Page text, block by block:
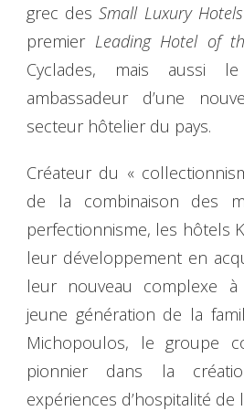
grec desSmall Luxury
premier Leading Hotel of
Cyclades, mais aussi
ambassadeur d’une
secteur hôtelier du pays.
Créateur du «
de la combinaison des
perfectionnisme, les hôtels
leur développement en
leur nouveau complexe à
jeune génération de la
Michopoulos, le groupe
pionnier dans la
expériences d’hospitalité de